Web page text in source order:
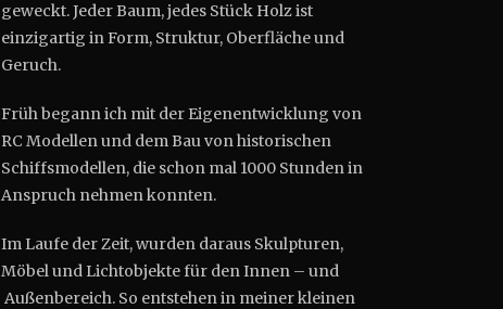
geweckt. Jeder Baum, jedes Stück Holz ist
einzigartig in Form, Struktur, Oberfläche und
Geruch.
Früh begann ich mit der Eigenentwicklung von
RC Modellen und dem Bau von historischen
Schiffsmodellen, die schon mal 1000 Stunden in
Anspruch nehmen konnten.
Im Laufe der Zeit, wurden daraus Skulpturen,
Möbel und Lichtobjekte für den Innen – und
Außenbereich. So entstehen in meiner kleinen